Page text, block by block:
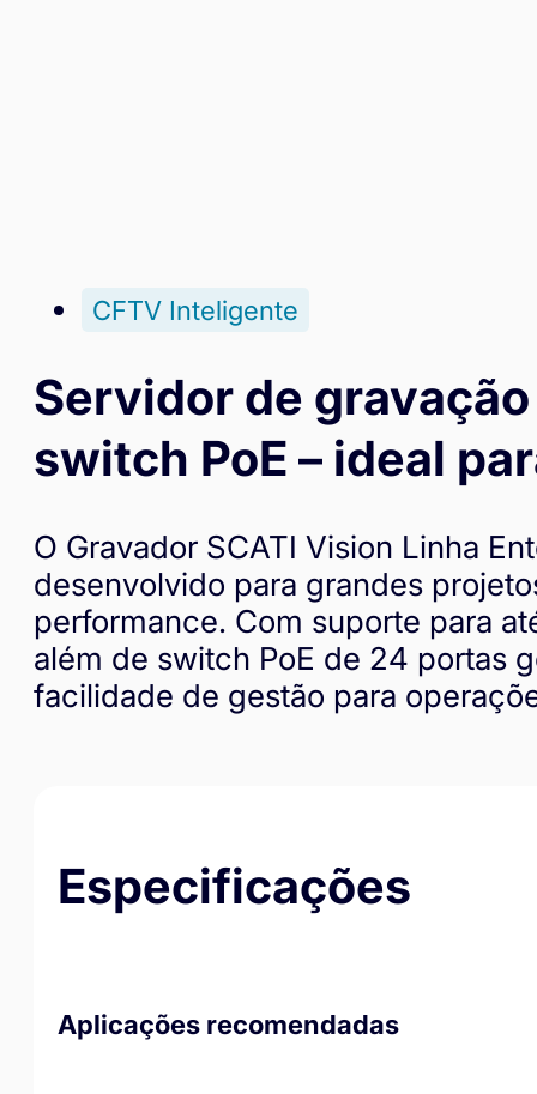
CFTV Inteligente
Servidor de
switch PoE – ideal
O Gravador SCATI Vision Linha
desenvolvido para grandes
performance. Com suporte para
além de switch PoE de 24 portas
facilidade de gestão para
Especificações
Aplicações recomendadas